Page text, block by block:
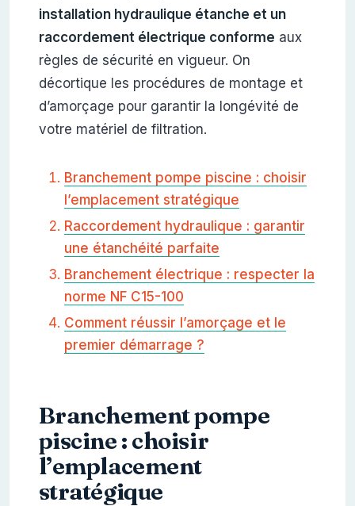
installation hydraulique étanche et un
raccordement électrique conforme aux
règles de sécurité en vigueur. On
décortique les procédures de montage et
d’amorçage pour garantir la longévité de
votre matériel de filtration.
Branchement pompe piscine : choisir
l’emplacement stratégique
Raccordement hydraulique : garantir
une étanchéité parfaite
Branchement électrique : respecter la
norme NF C15-100
Comment réussir l’amorçage et le
premier démarrage ?
Branchement pompe
piscine : choisir
l’emplacement
stratégique